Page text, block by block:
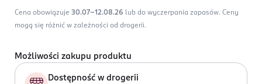
Cena obowiązuje 30.07-12.08.26 lub do wyczerpania zapasów. Ceny
mogą się różnić w zależności od drogerii.
Możliwości zakupu produktu
Dostępność w drogerii